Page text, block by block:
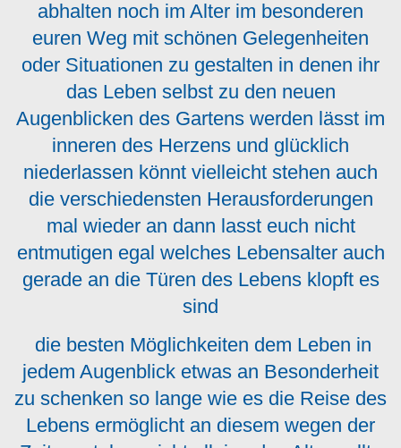
abhalten noch im Alter im besonderen
euren Weg mit schönen Gelegenheiten
oder Situationen zu gestalten in denen ihr
das Leben selbst zu den neuen
Augenblicken des Gartens werden lässt im
inneren des Herzens und glücklich
niederlassen könnt vielleicht stehen auch
die verschiedensten Herausforderungen
mal wieder an dann lasst euch nicht
entmutigen egal welches Lebensalter auch
gerade an die Türen des Lebens klopft es
sind
die besten Möglichkeiten dem Leben in
jedem Augenblick etwas an Besonderheit
zu schenken so lange wie es die Reise des
Lebens ermöglicht an diesem wegen der